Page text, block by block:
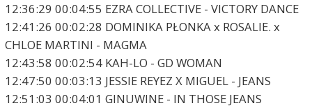
12:36:29 00:04:55 EZRA COLLECTIVE - VICTORY DANCE
12:41:26 00:02:28 DOMINIKA PŁONKA x ROSALIE. x
CHLOE MARTINI - MAGMA
12:43:58 00:02:54 KAH-LO - GD WOMAN
12:47:50 00:03:13 JESSIE REYEZ X MIGUEL - JEANS
12:51:03 00:04:01 GINUWINE - IN THOSE JEANS